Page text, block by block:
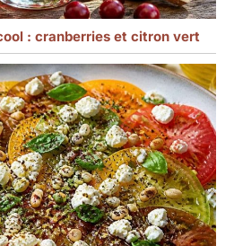
: cranberries et citron vert